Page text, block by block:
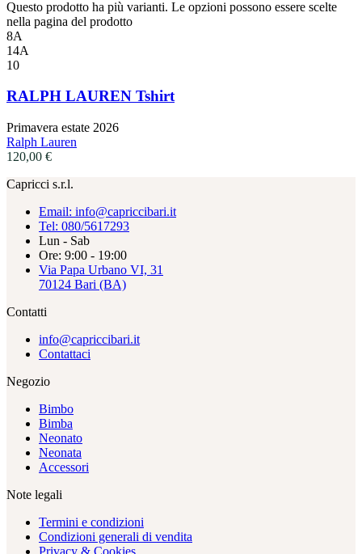
Questo prodotto ha più varianti. Le opzioni possono essere scelte
nella pagina del prodotto
8A
14A
10
RALPH LAUREN Tshirt
Primavera estate 2026
Ralph Lauren
120,00 €
Capricci s.r.l.
Email: info@capriccibari.it
Tel: 080/5617293
Lun - Sab
Ore: 9:00 - 19:00
Via Papa Urbano VI, 31
70124 Bari (BA)
Contatti
info@capriccibari.it
Contattaci
Negozio
Bimbo
Bimba
Neonato
Neonata
Accessori
Note legali
Termini e condizioni
Condizioni generali di vendita
Privacy & Cookies